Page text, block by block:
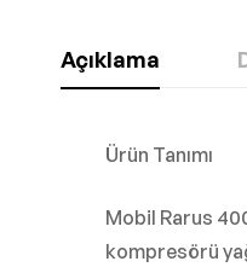
Açıklama
Ürün Tanımı
Mobil Rarus
kompresörü